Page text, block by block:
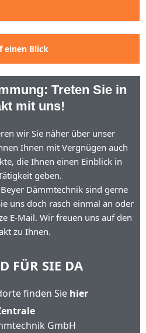
einen Blick
Treten Sie in
mit uns!
wir Sie näher über unser
Ihnen mit Vergnügen auch
die Ihnen einen Einblick in
geben.
Dämmtechnik sind gerne
uns doch rasch einmal an oder
E-Mail. Wir freuen uns auf den
zu Ihnen.
FÜR SIE DA
finden Sie hier
GmbH